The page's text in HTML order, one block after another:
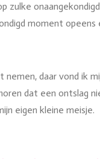
zulke
moment
nemen, daar vond ik
dat een ontslag
eigen kleine meisje.